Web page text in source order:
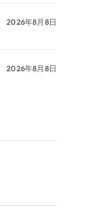
2026年8月8日
2026年8月8日